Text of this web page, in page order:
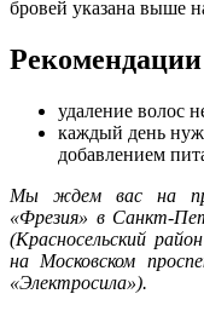
бровей указана выше
Рекомендации
удаление волос
каждый день
добавлением
Мы ждем вас на
«Фрезия» в Санкт-
(Красносельский
на Московском
«Электросила»).